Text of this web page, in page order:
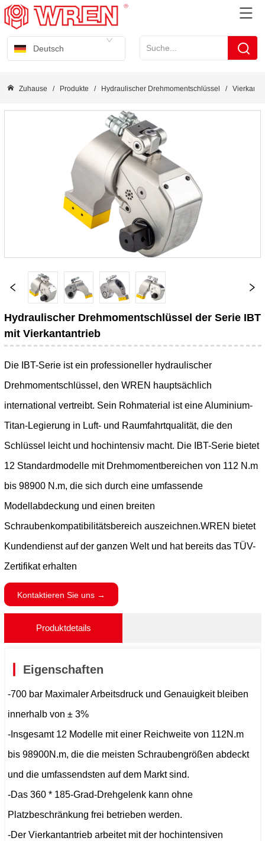
Deutsch
Zuhause / Produkte / Hydraulischer Drehmomentschlüssel /
Hydraulischer Drehmomentschlüssel der Serie IBT
mit Vierkantantrieb
Die IBT-Serie ist ein professioneller hydraulischer
Drehmomentschlüssel, den WREN hauptsächlich
international vertreibt. Sein Rohmaterial ist eine Aluminium-
Titan-Legierung in Luft- und Raumfahrtqualität, die den
Schlüssel leicht und hochintensiv macht. Die IBT-Serie bietet
12 Standardmodelle mit Drehmomentbereichen von 112 N.m
bis 98900 N.m, die sich durch eine umfassende
Modellabdeckung und einen breiten
Schraubenkompatibilitätsbereich auszeichnen.WREN bietet
Kundendienst auf der ganzen Welt und hat bereits das TÜV-
Zertifikat erhalten
Kontaktieren Sie uns →
Produktdetails
Eigenschaften
-700 bar Maximaler Arbeitsdruck und Genauigkeit bleiben
innerhalb von ± 3%
-Insgesamt 12 Modelle mit einer Reichweite von 112N.m
bis 98900N.m, die die meisten Schraubengrößen abdeckt
und die umfassendsten auf dem Markt sind.
-Das 360 * 185-Grad-Drehgelenk kann ohne
Platzbeschränkung frei betrieben werden.
-Der Vierkantantrieb arbeitet mit der hochintensiven